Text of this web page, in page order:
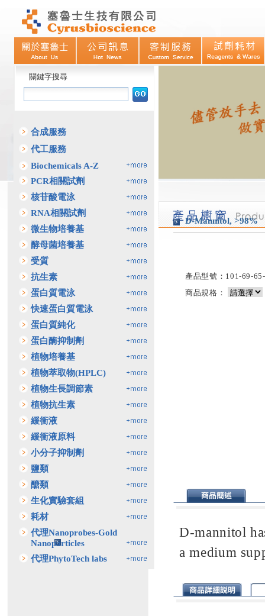
關鍵字搜尋
合成服務
代工服務
Biochemicals A-Z
PCR相關試劑
核苷酸電泳
RNA相關試劑
微生物培養基
酵母菌培養基
受質
抗生素
蛋白質電泳
快速蛋白質電泳
蛋白質純化
蛋白酶抑制劑
植物培養基
植物萃取物(HPLC)
植物生長調節素
植物抗生素
緩衝液
緩衝液原料
小分子抑制劑
鹽類
醣類
生化實驗套組
耗材
代理Nanoprobes-Gold
Nanoparticles
代理PhytoTech labs
D-Mannitol, >98%
產品型號：101-69-
商品規格：
D-mannitol
a medium